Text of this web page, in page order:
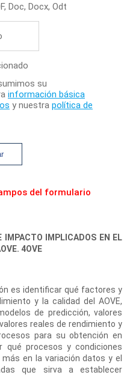
Doc, Docx, Odt
su
información básica
y nuestra política de
del formulario
IMPACTO IMPLICADOS EN EL
4OVE
es identificar qué factores y
y la calidad del AOVE,
de predicción, valores
reales de rendimiento y
para su obtención en
qué procesos y condiciones
en la variación datos y el
que sirva a establecer